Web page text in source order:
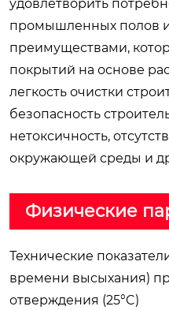
удовлетворить
промышленных полов
преимуществами,
покрытий на основе
легкость очистки
безопасность
нетоксичность,
окружающей среды и
Физические
Технические
времени высыхания)
отверждения (25°C)